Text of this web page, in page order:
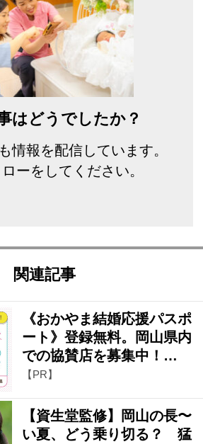
はどうでしたか？
情報を配信しています。
ーをしてください。
関連記事
《おかやま結婚応援パスポ
ート》登録無料。岡山県内
での協賛店を募集中！…
【PR】
【資生堂監修】岡山の長〜
い夏、どう乗り切る？ 猛